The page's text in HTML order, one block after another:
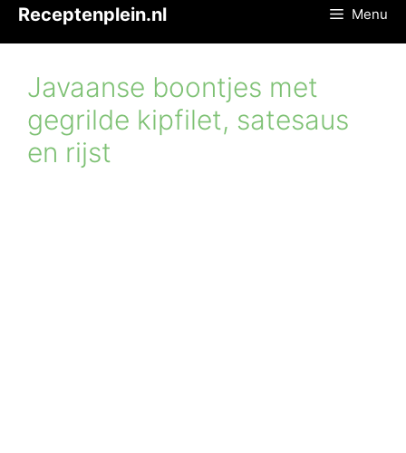
inhoud
Receptenplein.nl Menu
Javaanse boontjes met
gegrilde kipfilet, satesaus
en rijst